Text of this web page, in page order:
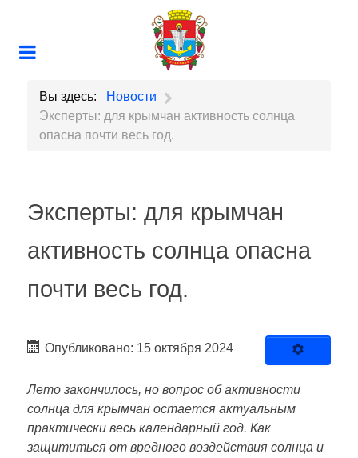
Вы здесь:
Новости
Эксперты: для крымчан активность солнца
опасна почти весь год.
Эксперты: для крымчан
активность солнца опасна
почти весь год.
Опубликовано: 15 октября 2024
Лето закончилось, но вопрос об активности
солнца для крымчан остается актуальным
практически весь календарный год. Как
защититься от вредного воздействия солнца и